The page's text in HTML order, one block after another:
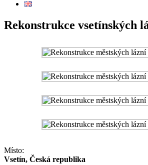
Rekonstrukce vsetínských
Místo:
Vsetín, Česká republika